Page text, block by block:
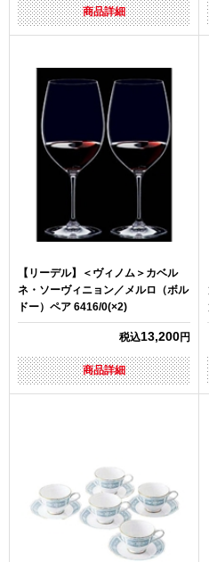
商品詳細
【リーデル】＜ヴィノム＞カベル
ネ・ソーヴィニョン／メルロ（ボル
ドー）ペア 6416/0(×2)
税込13,200円
商品詳細